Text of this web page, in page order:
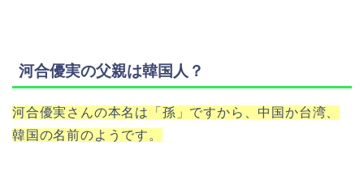
河合優実の父親は韓国人？
河合優実さんの本名は「孫」ですから、中国か台湾、
韓国の名前のようです。